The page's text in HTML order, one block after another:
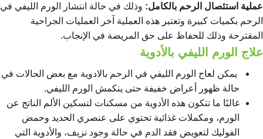
عملية استئصال الرحم بالكامل: وذلك في حالة انتشار الورم الليفي في
الرحم بكميات كبيرة وتعتبر هذه العملية آخر العمليات الجراحية
المقترحة وذلك للحفاظ على حق المريضة في الإنجاب.
علاج الورم الليفي بالأدوية
يمكن لعاج الورم الليفي في الرحم بالادوية مع بعض الحالات في
حالة ظهور أعراض خفيفة حتى ينكمش الورم الليفي.
غالبًا ما تتكون هذه الأدوية من مسكنات لتسكين الألم الناتج عن
الورم، ومكملات غذائية تحتوي على عنصري الحديد وحمض
الفوليك لتعويض فقد الدم في حالة وجود نزيف، والأدوية التي